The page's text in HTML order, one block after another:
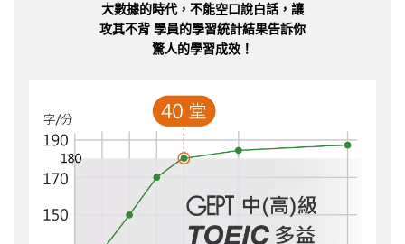
大數據的時代，不能空口說白話，讓
攻其不背 學員的學習統計結果告訴你
驚人的學習成效！